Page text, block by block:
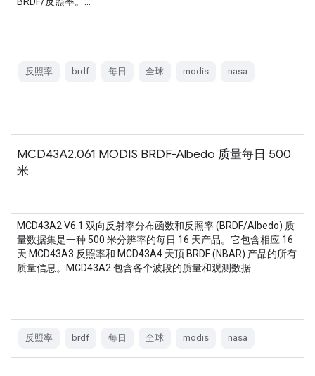
反照率 brdf 每日 全球 modis nasa
MCD43A2.061 MODIS BRDF-Albedo 质量每日 500
米
MCD43A2 V6.1 双向反射率分布函数和反照率 (BRDF/Albedo) 质
量数据集是一种 500 米分辨率的每日 16 天产品。它包含相应 16
天 MCD43A3 反照率和 MCD43A4 天顶 BRDF (NBAR) 产品的所有
质量信息。MCD43A2 包含各个波段的质量和观测数据…
反照率 brdf 每日 全球 modis nasa